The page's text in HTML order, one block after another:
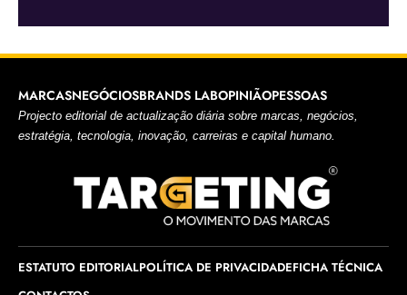
MARCASNEGÓCIOSBRANDS LABOPINIÃOPESSOAS
Projecto editorial de actualização diária sobre marcas, negócios,
estratégia, tecnologia, inovação, carreiras e capital humano.
ESTATUTO EDITORIALPOLÍTICA DE PRIVACIDADEFICHA TÉCNICA